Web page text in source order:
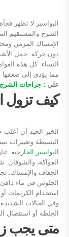
البواسير لا تظهر
الشرج والمستقيم
الإمساك المزمن
دون حركة. حمل
النساء. كل هذه
مما يؤدي إلى ضعفها
علي : جراحات الشرج
كيف تزول
الخبر الجيد أن أغلب
البسيطة وتغييرات
البواسير الخارجية:
الفواكه، والشوفان.
الجفاف والإمساك.
استخدام الكريمات
وفي الحالات
الجلطة أو استئصال
متى يجب